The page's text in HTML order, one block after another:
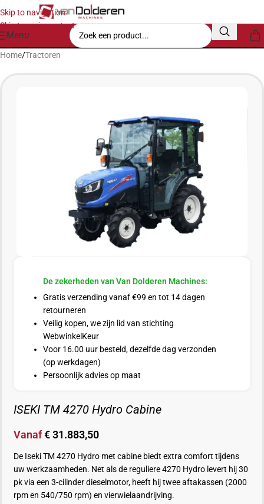
Skip to navigation
Skip to main content
Menu
Home/Tractoren
De zekerheden van Van Dolderen Machines:
Gratis verzending vanaf €99 en tot 14 dagen
retourneren
Veilig kopen, we zijn lid van stichting
WebwinkelKeur
Voor 16.00 uur besteld, dezelfde dag verzonden
(op werkdagen)
Persoonlijk advies op maat
ISEKI TM 4270 Hydro Cabine
Vanaf€31.883,50
De Iseki TM 4270 Hydro met cabine biedt extra comfort tijdens
uw werkzaamheden. Net als de reguliere 4270 Hydro levert hij 30
pk via een 3-cilinder dieselmotor, heeft hij twee aftakassen (2000
rpm en 540/750 rpm) en vierwielaandrijving.